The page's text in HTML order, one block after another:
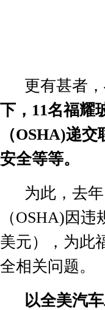
更有甚者，
下， 11名福耀
（OSHA)递交
安全等等。
为此，去年
（OSHA)因违
美元），为此
全相关问题。
以全美汽